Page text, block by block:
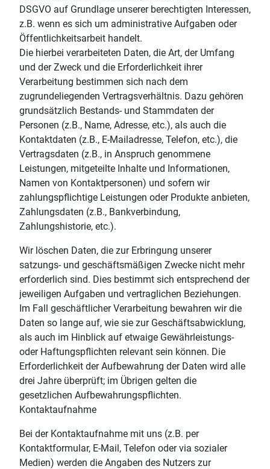
DSGVO auf Grundlage unserer berechtigten Interessen,
z.B. wenn es sich um administrative Aufgaben oder
Öffentlichkeitsarbeit handelt.
Die hierbei verarbeiteten Daten, die Art, der Umfang
und der Zweck und die Erforderlichkeit ihrer
Verarbeitung bestimmen sich nach dem
zugrundeliegenden Vertragsverhältnis. Dazu gehören
grundsätzlich Bestands- und Stammdaten der
Personen (z.B., Name, Adresse, etc.), als auch die
Kontaktdaten (z.B., E-Mailadresse, Telefon, etc.), die
Vertragsdaten (z.B., in Anspruch genommene
Leistungen, mitgeteilte Inhalte und Informationen,
Namen von Kontaktpersonen) und sofern wir
zahlungspflichtige Leistungen oder Produkte anbieten,
Zahlungsdaten (z.B., Bankverbindung,
Zahlungshistorie, etc.).
Wir löschen Daten, die zur Erbringung unserer
satzungs- und geschäftsmäßigen Zwecke nicht mehr
erforderlich sind. Dies bestimmt sich entsprechend der
jeweiligen Aufgaben und vertraglichen Beziehungen.
Im Fall geschäftlicher Verarbeitung bewahren wir die
Daten so lange auf, wie sie zur Geschäftsabwicklung,
als auch im Hinblick auf etwaige Gewährleistungs-
oder Haftungspflichten relevant sein können. Die
Erforderlichkeit der Aufbewahrung der Daten wird alle
drei Jahre überprüft; im Übrigen gelten die
gesetzlichen Aufbewahrungspflichten.
Kontaktaufnahme
Bei der Kontaktaufnahme mit uns (z.B. per
Kontaktformular, E-Mail, Telefon oder via sozialer
Medien) werden die Angaben des Nutzers zur